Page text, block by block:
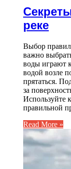
реке
Выбор
важно
воды играют
водой возле
прятаться.
за
Используйте
правильной
Read More »